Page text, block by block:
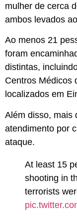
mulher de cerca
ambos levados
Ao menos 21
foram
distintas,
Centros Médicos
localizados em
Além disso, mais
atendimento por
ataque.
At least 15
shooting in
terrorists